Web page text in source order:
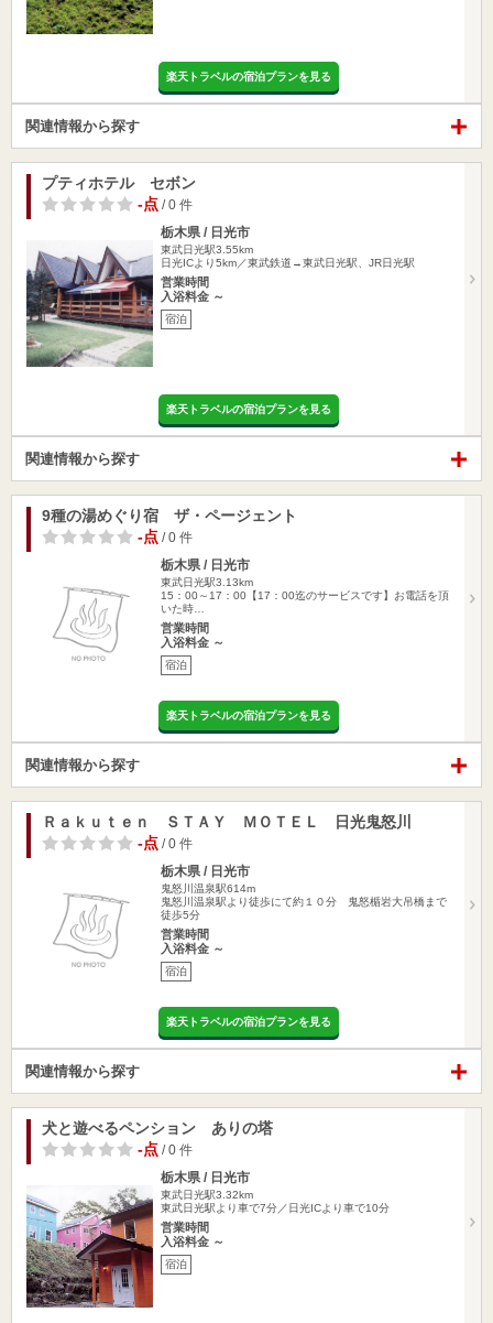
楽天トラベルの宿泊プランを見る
関連情報から探す
プティホテル セボン
-点 / 0 件
栃木県 / 日光市
東武日光駅3.55km
日光ICより5km／東武鉄道→東武日光駅、JR日光駅
営業時間
入浴料金 ～
宿泊
楽天トラベルの宿泊プランを見る
関連情報から探す
9種の湯めぐり宿 ザ・ページェント
-点 / 0 件
栃木県 / 日光市
東武日光駅3.13km
15：00～17：00【17：00迄のサービスです】お電話を頂
いた時…
営業時間
入浴料金 ～
宿泊
楽天トラベルの宿泊プランを見る
関連情報から探す
Ｒａｋｕｔｅｎ ＳＴＡＹ ＭＯＴＥＬ 日光鬼怒川
-点 / 0 件
栃木県 / 日光市
鬼怒川温泉駅614m
鬼怒川温泉駅より徒歩にて約１０分 鬼怒楯岩大吊橋まで
徒歩5分
営業時間
入浴料金 ～
宿泊
楽天トラベルの宿泊プランを見る
関連情報から探す
犬と遊べるペンション ありの塔
-点 / 0 件
栃木県 / 日光市
東武日光駅3.32km
東武日光駅より車で7分／日光ICより車で10分
営業時間
入浴料金 ～
宿泊